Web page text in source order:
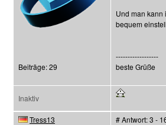
Beiträge: 29
Und man kann
bequem
------------------
beste Grüße
Inaktiv
Tress13
# Antwort: 3 -